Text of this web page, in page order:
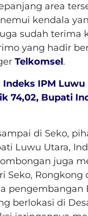
area
kendala
sudah terima
yang hadir
Telkomsel.
Indeks IPM Luwu
74,02, Bupati
di Seko,
Luwu Utara,
juga
Seko, Rongkong
pengembangan
berlokasi di